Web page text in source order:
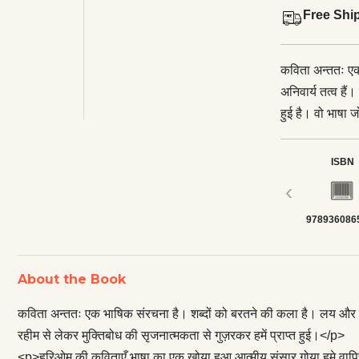
Free
कविता अन्ततः
अनिवार्य तत्व
हुई है। वो भाषा
गोया हमे
चकित करती
को शामिल करते
नया संस्कार
वक़्त ने जगह को
Time &amp;
था तो
‹
ISBN
About the Book
कविता अन्ततः एक भाषिक संरचना है। शब्दों को बरतने की कला है। लय और
रहीम से लेकर मुक्तिबोध की सृजनात्मकता से गुज़रकर हमें प्राप्त हुई।</p>